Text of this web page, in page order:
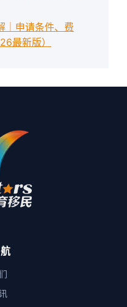
｜申请条件、费
最新版）